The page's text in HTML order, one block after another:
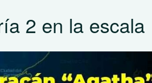
2 en la escala